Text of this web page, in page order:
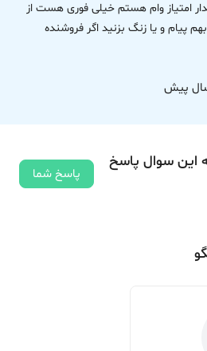
امتیاز وام هستم خیلی فوری هست از
پیام و یا زنگ بزنید اگر فروشنده
این سوال پاسخ
پاسخ شما